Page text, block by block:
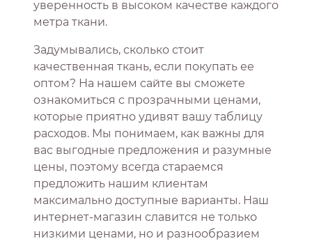
уверенность в высоком качестве каждого
метра ткани.
Задумывались, сколько стоит
качественная ткань, если покупать ее
оптом? На нашем сайте вы сможете
ознакомиться с прозрачными ценами,
которые приятно удивят вашу таблицу
расходов. Мы понимаем, как важны для
вас выгодные предложения и разумные
цены, поэтому всегда стараемся
предложить нашим клиентам
максимально доступные варианты. Наш
интернет-магазин славится не только
низкими ценами, но и разнообразием